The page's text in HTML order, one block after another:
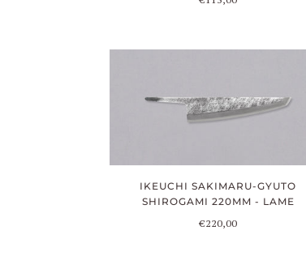
IKEUCHI SAKIMARU-GYUTO
SHIROGAMI 220MM - LAME
€220,00